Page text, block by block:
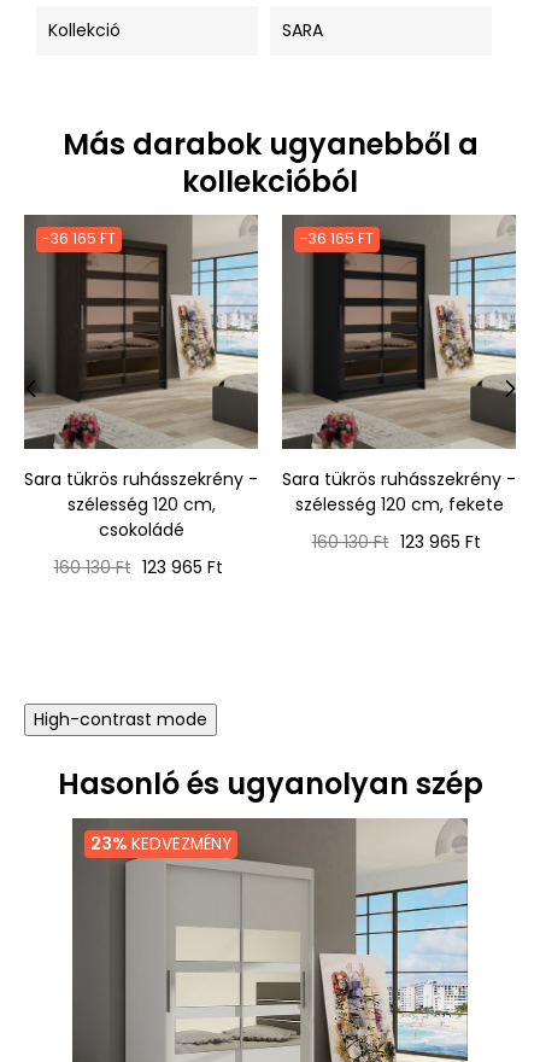
Kollekció SARA
Más darabok ugyanebből a
kollekcióból
-36 165 FT
Sara tükrös ruhásszekrény -
szélesség 120 cm,
csokoládé
Normál
160 130 Ft Ár
123 965 Ft
-36 165 FT
Sara tükrös ruhásszekrény -
szélesség 120 cm, fekete
Normál
160 130 Ft Ár
123 965 Ft
‹ ›
High-contrast mode
Hasonló és ugyanolyan szép
23% KEDVEZMÉNY